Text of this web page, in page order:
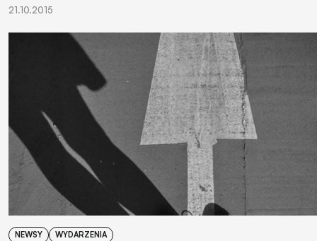
21.10.2015
NEWSY WYDARZENIA